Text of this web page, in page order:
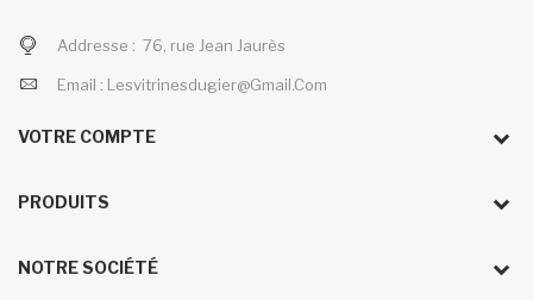
Addresse : 76, rue Jean Jaurès
Email : Lesvitrinesdugier@gmail.com
VOTRE COMPTE
PRODUITS
NOTRE SOCIÉTÉ